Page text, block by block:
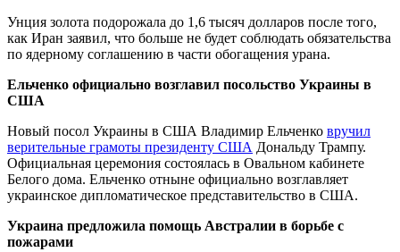
Унция золота подорожала до 1,6 тысяч долларов после того,
как Иран заявил, что больше не будет соблюдать обязательства
по ядерному соглашению в части обогащения урана.
Ельченко официально возглавил посольство Украины в
США
Новый посол Украины в США Владимир Ельченко вручил
верительные грамоты президенту США Дональду Трампу.
Официальная церемония состоялась в Овальном кабинете
Белого дома. Ельченко отныне официально возглавляет
украинское дипломатическое представительство в США.
Украина предложила помощь Австралии в борьбе с
пожарами